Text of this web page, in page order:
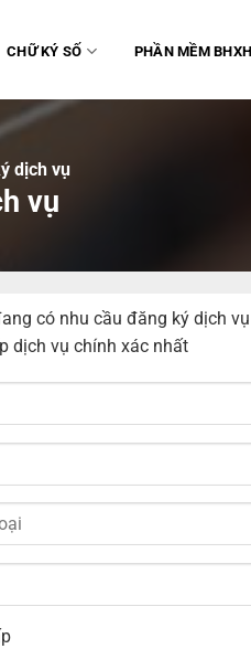
CHỮ KÝ SỐ PHẦN MỀM BHXH
dịch vụ
vụ
có nhu cầu đăng ký dịch
dịch vụ chính xác nhất